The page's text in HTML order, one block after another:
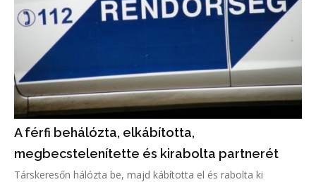
A férfi behálózta, elkábította,
megbecstelenítette és kirabolta partnerét
Társkeresőn hálózta be, majd kábította el és rabolta ki